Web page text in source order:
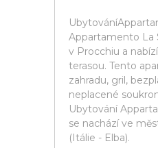
Appartamento La
v Procchiu a
terasou. Tento
zahradu, gril,
neplacené
Ubytování
se nachází ve
(Itálie - Elba).